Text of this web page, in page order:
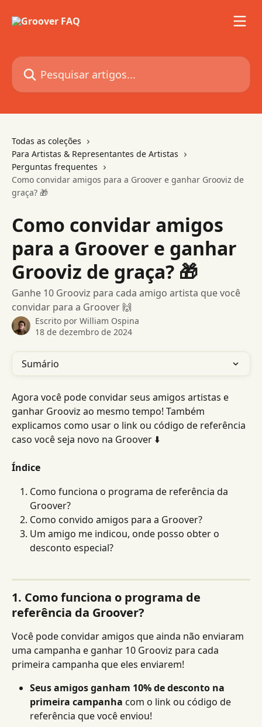
Pesquisar artigos...
Todas as coleções
Para Artistas & Representantes de Artistas
Perguntas frequentes
Como convidar amigos para a Groover e ganhar Grooviz de
graça? 🎁
Como convidar amigos
para a Groover e ganhar
Grooviz de graça? 🎁
Ganhe 10 Grooviz para cada amigo artista que você
convidar para a Groover 🙌
Escrito por William Ospina
18 de dezembro de 2024
Sumário
Agora você pode convidar seus amigos artistas e
ganhar Grooviz ao mesmo tempo! Também
explicamos como usar o link ou código de referência
caso você seja novo na Groover ⬇️
Índice
Como funciona o programa de referência da
Groover?
Como convido amigos para a Groover?
Um amigo me indicou, onde posso obter o
desconto especial?
1. Como funciona o programa de
referência da Groover?
Você pode convidar amigos que ainda não enviaram
uma campanha e ganhar 10 Grooviz para cada
primeira campanha que eles enviarem!
Seus amigos ganham 10% de desconto na
primeira campanha com o link ou código de
referência que você enviou!